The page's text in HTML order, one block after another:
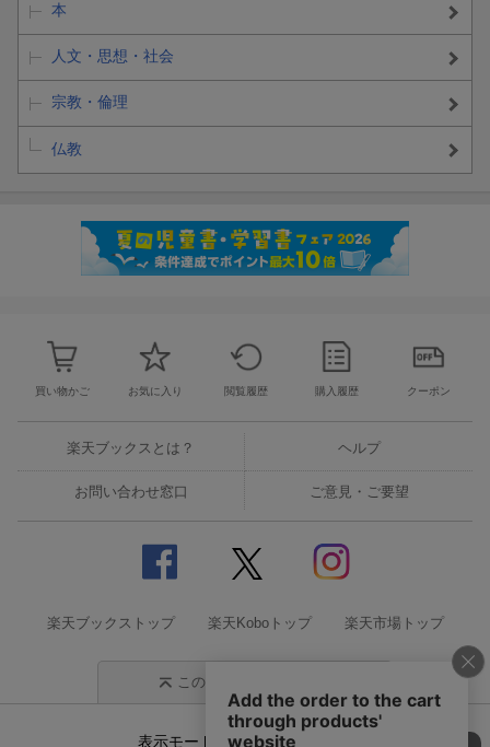
本
人文・思想・社会
宗教・倫理
仏教
買い物かご お気に入り 閲覧履歴 購入履歴 クーポン
楽天ブックスとは？ ヘルプ
お問い合わせ窓口 ご意見・ご要望
楽天ブックストップ 楽天Koboトップ 楽天市場トップ
このページの先頭に戻る
表示モード モバイル